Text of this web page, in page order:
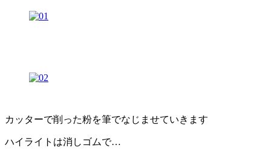
カッターで削った粉を筆でなじませていきます
ハイライトは消しゴムで…